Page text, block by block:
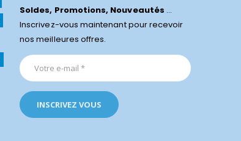
Soldes, Promotions, Nouveautés ...
Inscrivez-vous maintenant pour recevoir
nos meilleures offres.